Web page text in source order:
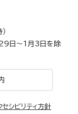
29日～1月3日を除
セシビリティ方針